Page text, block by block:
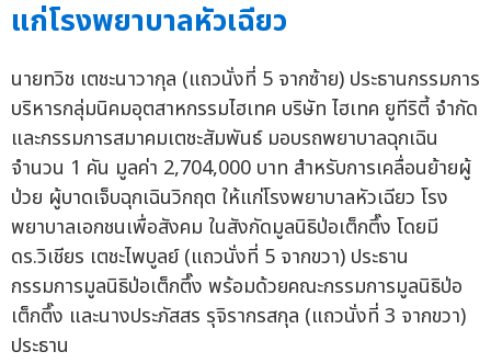
แก่โรงพยาบาลหัวเฉียว
นายทวิช เตชะนาวากุล (แถวนั่งที่ 5 จากซ้าย) ประธานกรรมการ
บริหารกลุ่มนิคมอุตสาหกรรมไฮเทค บริษัท ไฮเทค ยูทีริตี้ จำกัด
และกรรมการสมาคมเตชะสัมพันธ์ มอบรถพยาบาลฉุกเฉิน
จำนวน 1 คัน มูลค่า 2,704,000 บาท สำหรับการเคลื่อนย้ายผู้
ป่วย ผู้บาดเจ็บฉุกเฉินวิกฤต ให้แก่โรงพยาบาลหัวเฉียว โรง
พยาบาลเอกชนเพื่อสังคม ในสังกัดมูลนิธิป่อเต็กตึ๊ง โดยมี
ดร.วิเชียร เตชะไพบูลย์ (แถวนั่งที่ 5 จากขวา) ประธาน
กรรมการมูลนิธิป่อเต็กตึ๊ง พร้อมด้วยคณะกรรมการมูลนิธิป่อ
เต็กตึ๊ง และนางประภัสสร รุจิรากรสกุล (แถวนั่งที่ 3 จากขวา)
ประธาน